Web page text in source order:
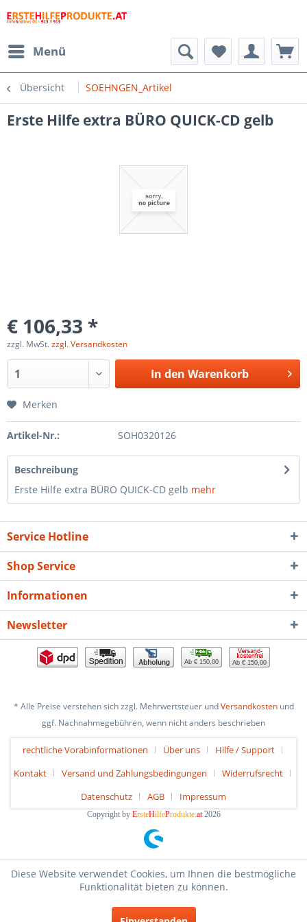
Menü
Übersicht SOEHNGEN_Artikel
Erste Hilfe extra BÜRO QUICK-CD gelb
€ 106,33 *
zzgl. MwSt.zzgl. Versandkosten
In den Warenkorb
Merken
Artikel-Nr.: SOH0320126
Beschreibung
Erste Hilfe extra BÜRO QUICK-CD gelb mehr
Service Hotline
Shop Service
Informationen
Newsletter
Ab € 150,00 Ab € 150,00
* Alle Preise verstehen sich zzgl. Mehrwertsteuer undVersandkostenund
ggf. Nachnahmegebühren, wenn nicht anders beschrieben
rechtliche Vorabinformationen Über uns
Hilfe / Support
Kontakt
Versand und Zahlungsbedingungen
Widerrufsrecht
Datenschutz
AGB Impressum
Copyright by ErsteHilfeProdukte.at2026
Diese Website verwendet Cookies, um Ihnen die bestmögliche
Funktionalität bieten zu können.